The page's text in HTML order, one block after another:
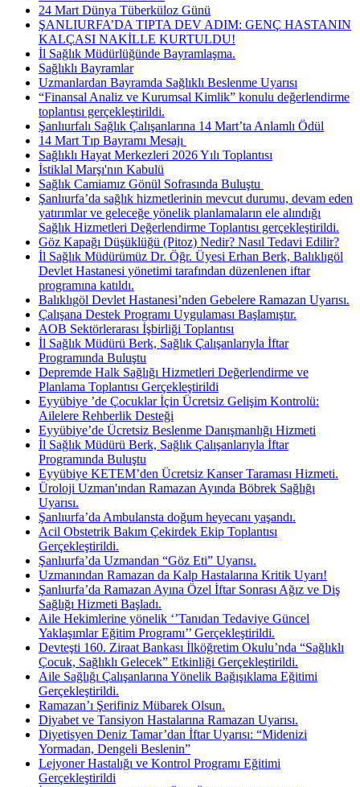
24 Mart Dünya Tüberküloz Günü
ŞANLIURFA’DA TIPTA DEV ADIM: GENÇ HASTANIN
KALÇASI NAKİLLE KURTULDU!
İl Sağlık Müdürlüğünde Bayramlaşma.
Sağlıklı Bayramlar
Uzmanlardan Bayramda Sağlıklı Beslenme Uyarısı
“Finansal Analiz ve Kurumsal Kimlik” konulu değerlendirme
toplantısı gerçekleştirildi.
Şanlıurfalı Sağlık Çalışanlarına 14 Mart’ta Anlamlı Ödül
14 Mart Tıp Bayramı Mesajı ​
Sağlıklı Hayat Merkezleri 2026 Yılı Toplantısı
İstiklal Marşı'nın Kabulü
Sağlık Camiamız Gönül Sofrasında Buluştu ​
Şanlıurfa’da sağlık hizmetlerinin mevcut durumu, devam eden
yatırımlar ve geleceğe yönelik planlamaların ele alındığı
Sağlık Hizmetleri Değerlendirme Toplantısı gerçekleştirildi.
Göz Kapağı Düşüklüğü (Pitoz) Nedir? Nasıl Tedavi Edilir?
İl Sağlık Müdürümüz Dr. Öğr. Üyesi Erhan Berk, Balıklıgöl
Devlet Hastanesi yönetimi tarafından düzenlenen iftar
programına katıldı.
Balıklıgöl Devlet Hastanesi’nden Gebelere Ramazan Uyarısı.
Çalışana Destek Programı Uygulaması Başlamıştır.
AOB Sektörlerarası İşbirliği Toplantısı
İl Sağlık Müdürü Berk, Sağlık Çalışanlarıyla İftar
Programında Buluştu
Depremde Halk Sağlığı Hizmetleri Değerlendirme ve
Planlama Toplantısı Gerçekleştirildi
Eyyübiye ’de Çocuklar İçin Ücretsiz Gelişim Kontrolü:
Ailelere Rehberlik Desteği
Eyyübiye’de Ücretsiz Beslenme Danışmanlığı Hizmeti
İl Sağlık Müdürü Berk, Sağlık Çalışanlarıyla İftar
Programında Buluştu
Eyyübiye KETEM’den Ücretsiz Kanser Taraması Hizmeti.
Üroloji Uzman'ından Ramazan Ayında Böbrek Sağlığı
Uyarısı.
Şanlıurfa’da Ambulansta doğum heyecanı yaşandı.
Acil Obstetrik Bakım Çekirdek Ekip Toplantısı
Gerçekleştirildi.
Şanlıurfa’da Uzmandan “Göz Eti” Uyarısı.
Uzmanından Ramazan da Kalp Hastalarına Kritik Uyarı!
Şanlıurfa’da Ramazan Ayına Özel İftar Sonrası Ağız ve Diş
Sağlığı Hizmeti Başladı.
Aile Hekimlerine yönelik ‘’Tanıdan Tedaviye Güncel
Yaklaşımlar Eğitim Programı’’ Gerçekleştirildi.
Devteşti 160. Ziraat Bankası İlköğretim Okulu’nda “Sağlıklı
Çocuk, Sağlıklı Gelecek” Etkinliği Gerçekleştirildi.
Aile Sağlığı Çalışanlarına Yönelik Bağışıklama Eğitimi
Gerçekleştirildi.
Ramazan’ı Şerifiniz Mübarek Olsun.
Diyabet ve Tansiyon Hastalarına Ramazan Uyarısı.
Diyetisyen Deniz Tamar’dan İftar Uyarısı: “Midenizi
Yormadan, Dengeli Beslenin”
Lejyoner Hastalığı ve Kontrol Programı Eğitimi
Gerçekleştirildi